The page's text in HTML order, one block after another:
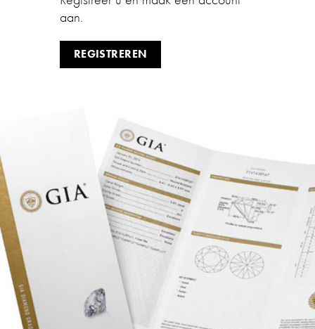
aan.
REGISTREREN